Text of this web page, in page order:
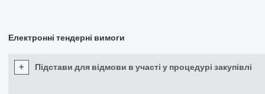
Електронні тендерні вимоги
+ Підстави для відмови в участі у процедурі закупівлі